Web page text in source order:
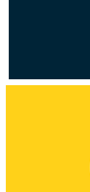
Di Maio ha
parlamentari di
aziendali del
lavorare insieme